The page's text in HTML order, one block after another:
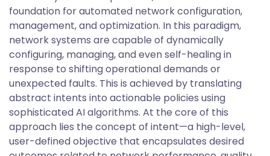
foundation for automated network configuration,
management, and optimization. In this paradigm,
network systems are capable of dynamically
configuring, managing, and even self-healing in
response to shifting operational demands or
unexpected faults. This is achieved by translating
abstract intents into actionable policies using
sophisticated AI algorithms. At the core of this
approach lies the concept of intent—a high-level,
user-defined objective that encapsulates desired